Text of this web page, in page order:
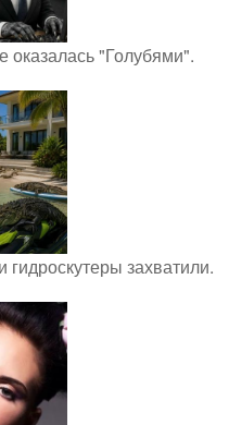
"Голубями".
захватили.